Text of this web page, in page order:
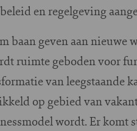
en regelgeving
baan geven aan
ruimte geboden voor
van leegstaande
op gebied van
wordt. Er komt